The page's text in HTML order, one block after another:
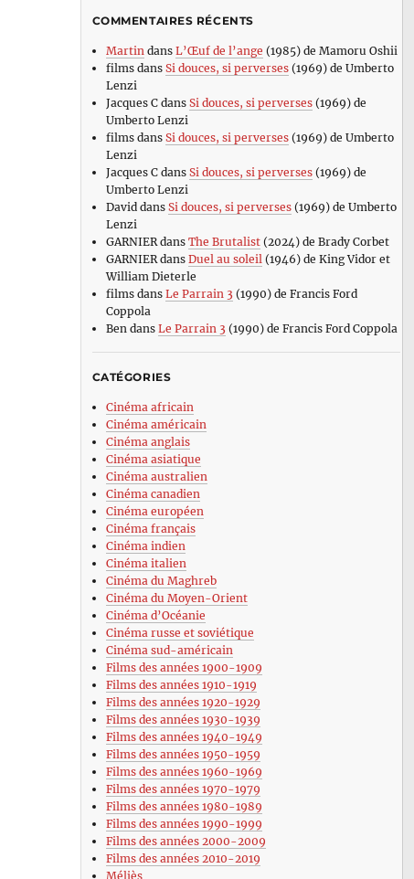
COMMENTAIRES RÉCENTS
Martin dans L’Œuf de l’ange (1985) de Mamoru Oshii
filmsdans Si douces, si perverses(1969) de Umberto
Lenzi
Jacques Cdans Si douces, si perverses(1969) de
Umberto Lenzi
filmsdans Si douces, si perverses(1969) de Umberto
Lenzi
Jacques Cdans Si douces, si perverses(1969) de
Umberto Lenzi
David dans Si douces, si perverses(1969) de Umberto
Lenzi
GARNIERdans The Brutalist(2024) de Brady Corbet
GARNIERdans Duel au soleil (1946) de King Vidor et
William Dieterle
filmsdans Le Parrain 3 (1990) de Francis Ford
Coppola
Ben dans Le Parrain 3 (1990) de Francis Ford Coppola
CATÉGORIES
Cinéma africain
Cinéma américain
Cinéma anglais
Cinéma asiatique
Cinéma australien
Cinéma canadien
Cinéma européen
Cinéma français
Cinéma indien
Cinéma italien
Cinéma du Maghreb
Cinéma du Moyen-Orient
Cinéma d’Océanie
Cinéma russe et soviétique
Cinéma sud-américain
Films des années 1900-1909
Films des années 1910-1919
Films des années 1920-1929
Films des années 1930-1939
Films des années 1940-1949
Films des années 1950-1959
Films des années 1960-1969
Films des années 1970-1979
Films des années 1980-1989
Films des années 1990-1999
Films des années 2000-2009
Films des années 2010-2019
Méliès